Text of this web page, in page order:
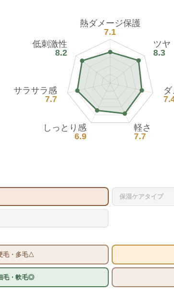
熱ダメージ保護
7.1
ツヤ
8.3
軽さ
7.7
しっとり感
6.9
サラサラ感
7.7
低刺激性
8.2
保湿ケアタイプ
毛・多毛△
毛・軟毛◎